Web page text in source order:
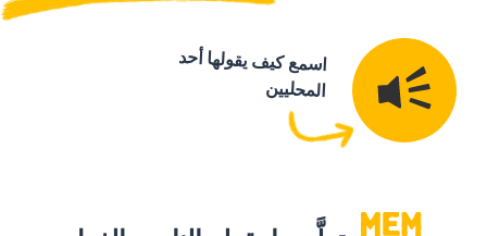
اسمع كيف يقولها أحد
المحليين